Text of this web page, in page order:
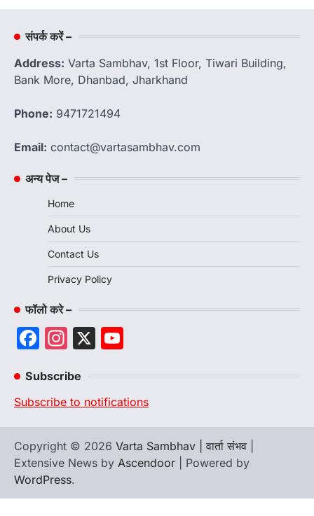
संपर्क करें –
Address: Varta Sambhav, 1st Floor, Tiwari Building,
Bank More, Dhanbad, Jharkhand
Phone: 9471721494
Email: contact@vartasambhav.com
अन्य पेज –
Home
About Us
Contact Us
Privacy Policy
फॉलो करे –
Facebook
Instagram
X
Subscribe
Subscribe to notifications
Copyright © 2026 Varta Sambhav | वार्ता संभव
Extensive News by Ascendoor | Powered by
WordPress.